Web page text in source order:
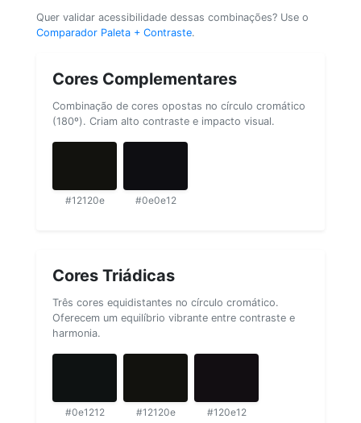
Quer validar acessibilidade dessas combinações? Use o
Comparador Paleta + Contraste.
Cores Complementares
Combinação de cores opostas no círculo cromático
(180º). Criam alto contraste e impacto visual.
#12120e #0e0e12
Cores Triádicas
Três cores equidistantes no círculo cromático.
Oferecem um equilíbrio vibrante entre contraste e
harmonia.
#0e1212 #12120e #120e12